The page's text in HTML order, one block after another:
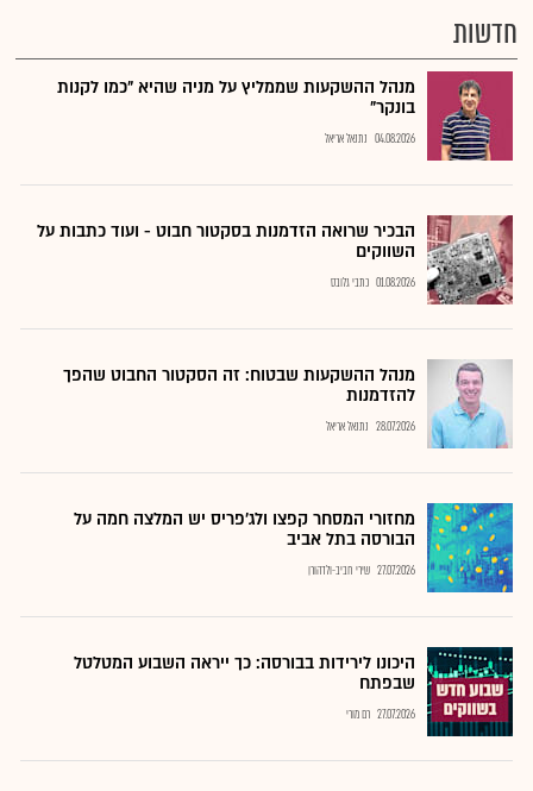
חדשות
מנהל ההשקעות שממליץ על מניה שהיא "כמו לקנות
בונקר"
04.08.2026 נתנאל אריאל
הבכיר שרואה הזדמנות בסקטור חבוט - ועוד כתבות על
השווקים
01.08.2026 כתבי גלובס
מנהל ההשקעות שבטוח: זה הסקטור החבוט שהפך
להזדמנות
28.07.2026 נתנאל אריאל
מחזורי המסחר קפצו ולג'פריס יש המלצה חמה על
הבורסה בתל אביב
27.07.2026 שירי חביב-ולדהורן
היכונו לירידות בבורסה: כך ייראה השבוע המטלטל
שבפתח
27.07.2026 רם מורי